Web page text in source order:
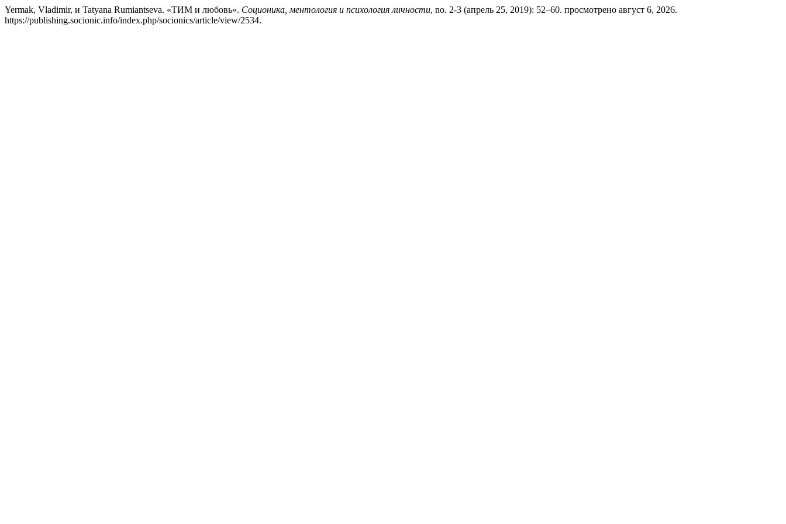
Yermak, Vladimir, и Tatyana Rumiantseva. «ТИМ и любовь». Соционика, ментология и психология личности, no. 2-3 (апрель 25, 2019): 52–60. просмотрено август 6, 2026.
https://publishing.socionic.info/index.php/socionics/article/view/2534.